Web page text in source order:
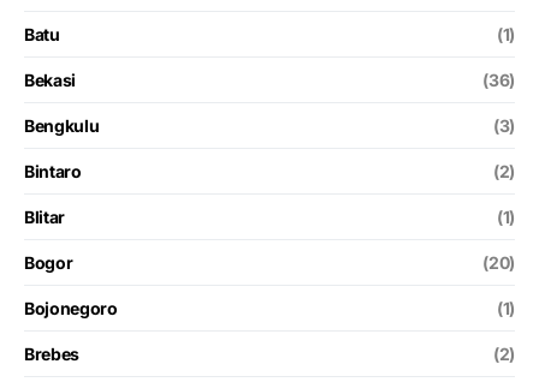
Batu (1)
Bekasi (36)
Bengkulu (3)
Bintaro (2)
Blitar (1)
Bogor (20)
Bojonegoro (1)
Brebes (2)